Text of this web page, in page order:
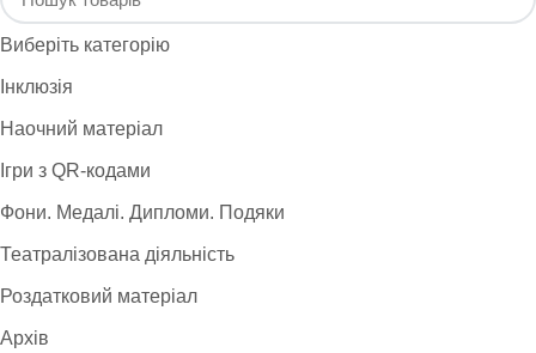
Виберіть категорію
Інклюзія
Наочний матеріал
Ігри з QR-кодами
Фони. Медалі. Дипломи. Подяки
Театралізована діяльність
Роздатковий матеріал
Архів